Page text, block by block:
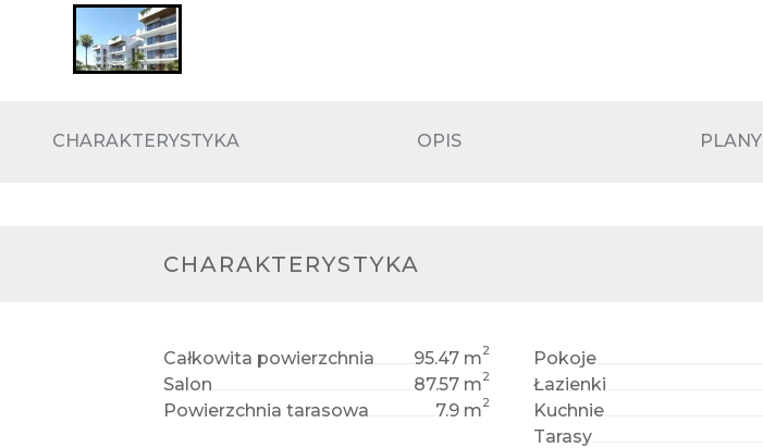
CHARAKTERYSTYKA OPIS PLANY
CHARAKTERYSTYKA
Całkowita powierzchnia 95.47 m2
Salon 87.57 m2
Powierzchnia tarasowa 7.9 m2
Pokoje
Łazienki
Kuchnie
Tarasy